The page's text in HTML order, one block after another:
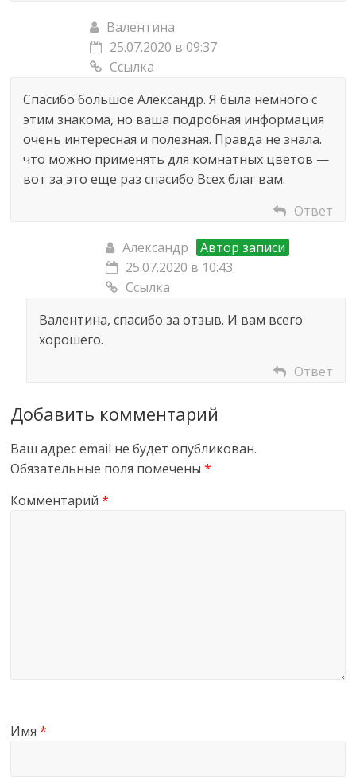
Валентина
25.07.2020 в 09:37
Ссылка
Спасибо большое Александр. Я была немного с
этим знакома, но ваша подробная информация
очень интересная и полезная. Правда не знала.
что можно применять для комнатных цветов —
вот за это еще раз спасибо Всех благ вам.
Ответ
Александр
Автор записи
25.07.2020 в 10:43
Ссылка
Валентина, спасибо за отзыв. И вам всего
хорошего.
Ответ
Добавить комментарий
Ваш адрес email не будет опубликован.
Обязательные поля помечены*
Комментарий*
Имя*